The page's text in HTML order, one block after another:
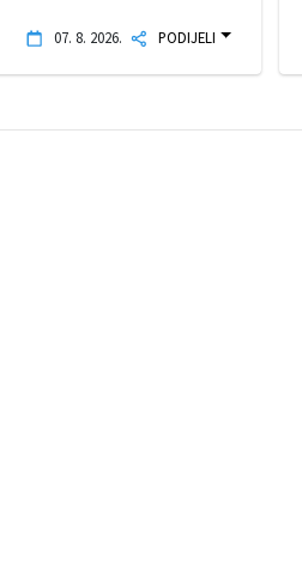
07. 8. 2026. PODIJELI